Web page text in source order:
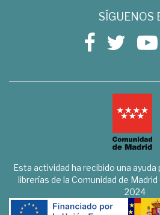
SÍGUENOS
Esta actividad ha recibido una
librerías de la Comunidad de
2024